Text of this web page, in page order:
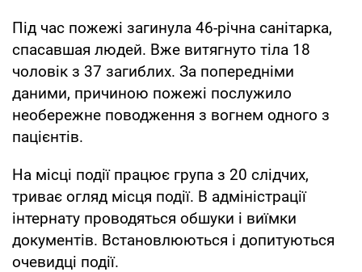
Під час пожежі загинула 46-річна санітарка,
спасавшая людей. Вже витягнуто тіла 18
чоловік з 37 загиблих. За попередніми
даними, причиною пожежі послужило
необережне поводження з вогнем одного з
пацієнтів.
На місці події працює група з 20 слідчих,
триває огляд місця події. В адміністрації
інтернату проводяться обшуки і виїмки
документів. Встановлюються і допитуються
очевидці події.